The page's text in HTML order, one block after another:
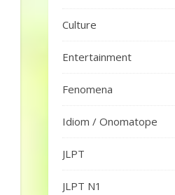
Culture
Entertainment
Fenomena
Idiom / Onomatope
JLPT
JLPT N1